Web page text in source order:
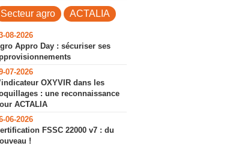
Secteur agro ACTALIA
08-2026
Appro Day : sécuriser ses
07-2026
OXYVIR dans les
: une reconnaissance
ACTALIA
06-2026
FSSC 22000 v7 : du
!